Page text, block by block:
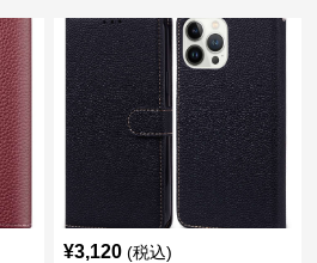
¥3,120 (税込)